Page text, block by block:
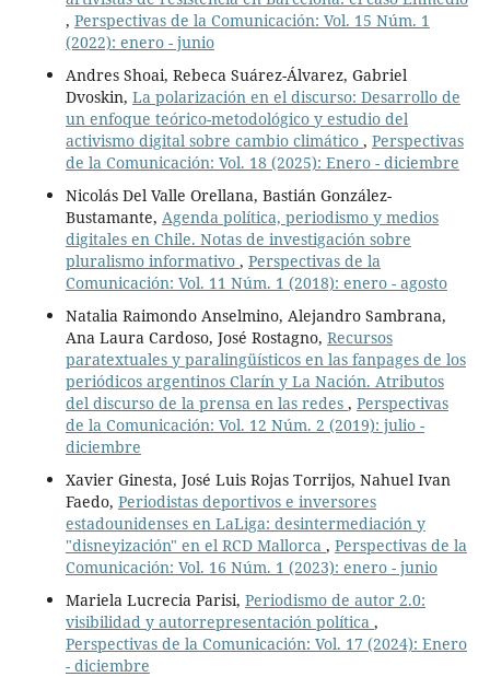
, Perspectivas de la Comunicación: Vol. 15 Núm. 1
(2022): enero - junio
Andres Shoai, Rebeca Suárez-Álvarez, Gabriel
Dvoskin, La polarización en el discurso: Desarrollo de
un enfoque teórico-metodológico y estudio del
activismo digital sobre cambio climático , Perspectivas
de la Comunicación: Vol. 18 (2025): Enero - diciembre
Nicolás Del Valle Orellana, Bastián González-
Bustamante, Agenda política, periodismo y medios
digitales en Chile. Notas de investigación sobre
pluralismo informativo , Perspectivas de la
Comunicación: Vol. 11 Núm. 1 (2018): enero - agosto
Natalia Raimondo Anselmino, Alejandro Sambrana,
Ana Laura Cardoso, José Rostagno, Recursos
paratextuales y paralingüísticos en las fanpages de los
periódicos argentinos Clarín y La Nación. Atributos
del discurso de la prensa en las redes , Perspectivas
de la Comunicación: Vol. 12 Núm. 2 (2019): julio -
diciembre
Xavier Ginesta, José Luis Rojas Torrijos, Nahuel Ivan
Faedo, Periodistas deportivos e inversores
estadounidenses en LaLiga: desintermediación y
"disneyización" en el RCD Mallorca , Perspectivas de la
Comunicación: Vol. 16 Núm. 1 (2023): enero - junio
Mariela Lucrecia Parisi, Periodismo de autor 2.0:
visibilidad y autorrepresentación política ,
Perspectivas de la Comunicación: Vol. 17 (2024): Enero
- diciembre